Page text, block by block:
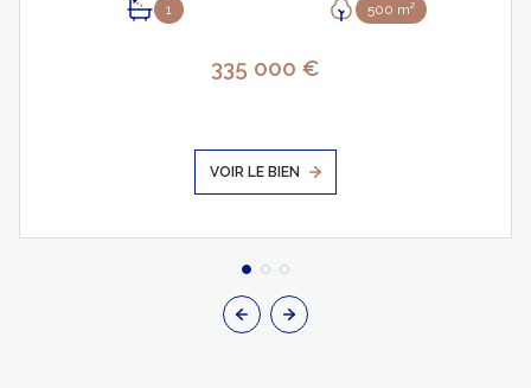
1 500 m²
335 000 €
VOIR LE BIEN